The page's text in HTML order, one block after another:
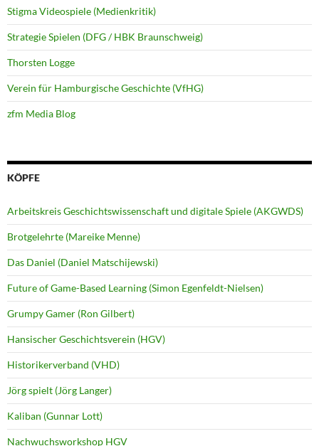
Stigma Videospiele (Medienkritik)
Strategie Spielen (DFG / HBK Braunschweig)
Thorsten Logge
Verein für Hamburgische Geschichte (VfHG)
zfm Media Blog
KÖPFE
Arbeitskreis Geschichtswissenschaft und digitale Spiele (AKGWDS)
Brotgelehrte (Mareike Menne)
Das Daniel (Daniel Matschijewski)
Future of Game-Based Learning (Simon Egenfeldt-Nielsen)
Grumpy Gamer (Ron Gilbert)
Hansischer Geschichtsverein (HGV)
Historikerverband (VHD)
Jörg spielt (Jörg Langer)
Kaliban (Gunnar Lott)
Nachwuchsworkshop HGV